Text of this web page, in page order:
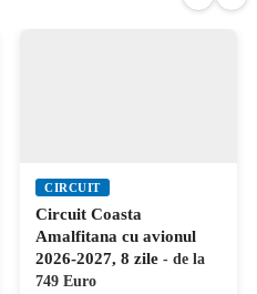
CIRCUIT
Circuit Coasta
Amalfitana cu avionul
2026-2027, 8 zile - de la
749 Euro